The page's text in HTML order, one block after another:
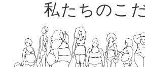
私たちのこ